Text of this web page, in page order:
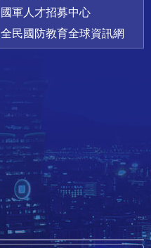
國軍人才招募中心
全民國防教育全球資訊網